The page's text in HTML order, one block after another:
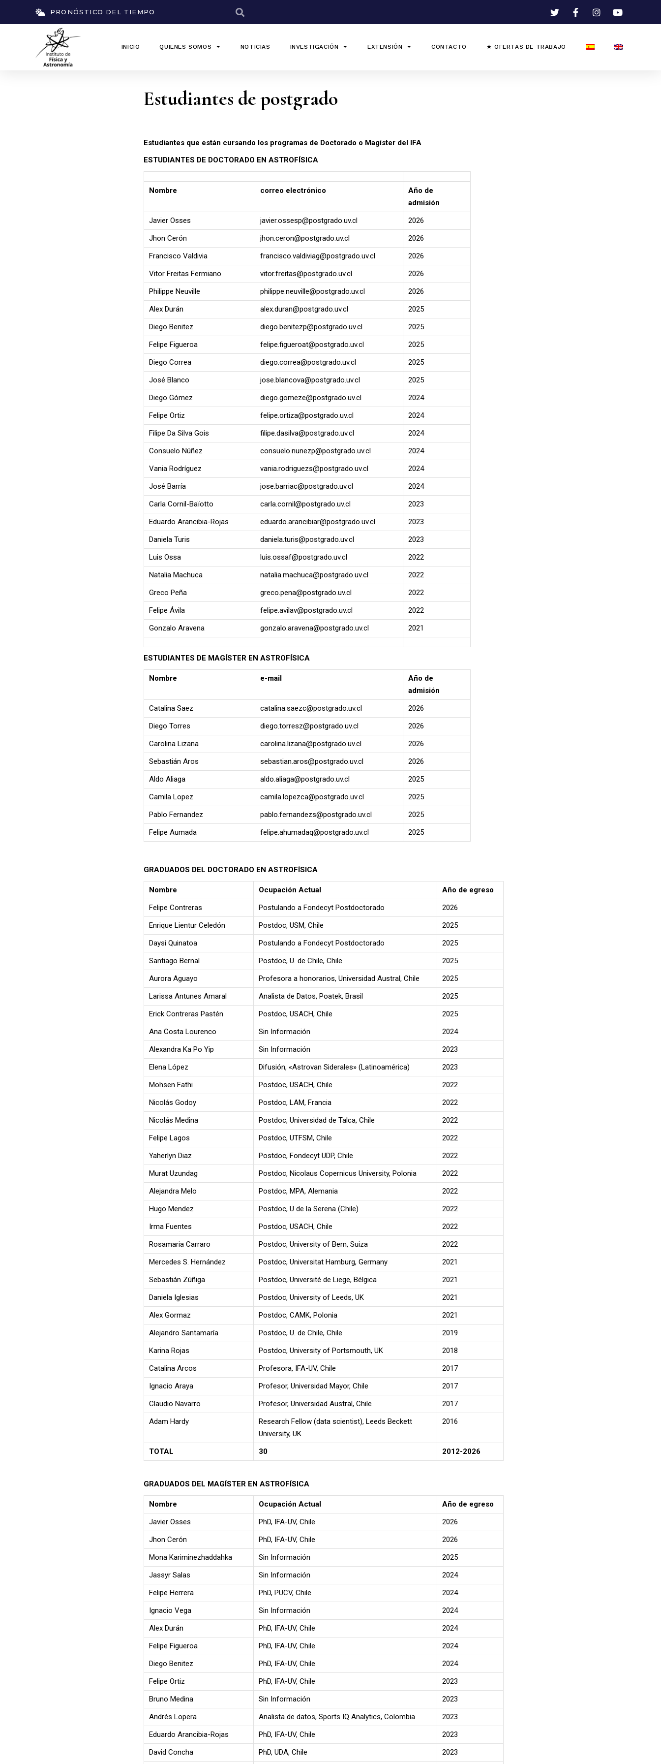
PRONÓSTICO DEL TIEMPO
INICIO QUIENES SOMOS NOTICIAS INVESTIGACIÓN EXTENSIÓN CONTACTO ★ OFERTAS DE TRABAJO
Estudiantes de postgrado
Estudiantes que están cursando los programas de Doctorado o Magíster del IFA
ESTUDIANTES DE DOCTORADO EN ASTROFÍSICA
Nombre correo electrónico
Año de
admisión
Javier Osses
javier.ossesp@postgrado.uv.cl
2026
Jhon Cerón
jhon.ceron@postgrado.uv.cl
2026
Francisco Valdivia
francisco.valdiviag@postgrado.uv.cl
2026
Vitor Freitas Fermiano
vitor.freitas@postgrado.uv.cl
2026
Philippe Neuville
philippe.neuville@postgrado.uv.cl
2026
Alex Durán
alex.duran@postgrado.uv.cl
2025
Diego Benitez
diego.benitezp@postgrado.uv.cl
2025
Felipe Figueroa
felipe.figueroat@postgrado.uv.cl
2025
Diego Correa
diego.correa@postgrado.uv.cl
2025
José Blanco
jose.blancova@postgrado.uv.cl
2025
Diego Gómez
diego.gomeze@postgrado.uv.cl
2024
Felipe Ortiz
felipe.ortiza@postgrado.uv.cl
2024
Filipe Da Silva Gois
filipe.dasilva@postgrado.uv.cl
2024
Consuelo Núñez
consuelo.nunezp@postgrado.uv.cl
2024
Vania Rodríguez
vania.rodriguezs@postgrado.uv.cl
2024
José Barría
jose.barriac@postgrado.uv.cl
2024
Carla Cornil-Baïotto
carla.cornil@postgrado.uv.cl
2023
Eduardo Arancibia-Rojas
eduardo.arancibiar@postgrado.uv.cl
2023
Daniela Turis
daniela.turis@postgrado.uv.cl
2023
Luis Ossa
luis.ossaf@postgrado.uv.cl
2022
Natalia Machuca
natalia.machuca@postgrado.uv.cl
2022
Greco Peña
greco.pena@postgrado.uv.cl
2022
Felipe Ávila
felipe.avilav@postgrado.uv.cl
2022
Gonzalo Aravena
gonzalo.aravena@postgrado.uv.cl 2021
ESTUDIANTES DE MAGÍSTER EN ASTROFÍSICA
Nombre e-mail
Año de
admisión
Catalina Saez
catalina.saezc@postgrado.uv.cl
2026
Diego Torres
diego.torresz@postgrado.uv.cl
2026
Carolina Lizana
carolina.lizana@postgrado.uv.cl
2026
Sebastián Aros
sebastian.aros@postgrado.uv.cl
2026
Aldo Aliaga
aldo.aliaga@postgrado.uv.cl
2025
Camila Lopez
camila.lopezca@postgrado.uv.cl
2025
Pablo Fernandez
pablo.fernandezs@postgrado.uv.cl
2025
Felipe Aumada
felipe.ahumadaq@postgrado.uv.cl 2025
GRADUADOS DEL DOCTORADO EN ASTROFÍSICA
Nombre Ocupación Actual
Año de egreso
Felipe Contreras
Postulando a Fondecyt Postdoctorado
2026
Enrique Lientur Celedón
Postdoc, USM, Chile
2025
Daysi Quinatoa
Postulando a Fondecyt Postdoctorado
2025
Santiago Bernal
Postdoc, U. de Chile, Chile
2025
Aurora Aguayo
Profesora a honorarios, Universidad Austral, Chile
2025
Larissa Antunes Amaral
Analista de Datos, Poatek, Brasil
2025
Erick Contreras Pastén
Postdoc, USACH, Chile
2025
Ana Costa Lourenco
Sin Información
2024
Alexandra Ka Po Yip
Sin Información
2023
Elena López
Difusión, «Astrovan Siderales» (Latinoamérica)
2023
Mohsen Fathi
Postdoc, USACH, Chile
2022
Nicolás Godoy
Postdoc, LAM, Francia
2022
Nicolás Medina
Postdoc, Universidad de Talca, Chile
2022
Felipe Lagos
Postdoc, UTFSM, Chile
2022
Yaherlyn Diaz
Postdoc, Fondecyt UDP, Chile
2022
Murat Uzundag
Postdoc, Nicolaus Copernicus University, Polonia
2022
Alejandra Melo
Postdoc, MPA, Alemania
2022
Hugo Mendez
Postdoc, U de la Serena (Chile)
2022
Irma Fuentes
Postdoc, USACH, Chile
2022
Rosamaria Carraro
Postdoc, University of Bern, Suiza
2022
Mercedes S. Hernández
Postdoc, Universitat Hamburg, Germany
2021
Sebastián Zúñiga
Postdoc, Université de Liege, Bélgica
2021
Daniela Iglesias
Postdoc, University of Leeds, UK
2021
Alex Gormaz
Postdoc, CAMK, Polonia
2021
Alejandro Santamaría
Postdoc, U. de Chile, Chile
2019
Karina Rojas
Postdoc, University of Portsmouth, UK
2018
Catalina Arcos
Profesora, IFA-UV, Chile
2017
Ignacio Araya
Profesor, Universidad Mayor, Chile
2017
Claudio Navarro
Profesor, Universidad Austral, Chile
2017
Adam Hardy
Research Fellow (data scientist), Leeds Beckett
University, UK
2016
TOTAL 30 2012-2026
GRADUADOS DEL MAGÍSTER EN ASTROFÍSICA
Nombre Ocupación Actual
Año de egreso
Javier Osses
PhD, IFA-UV, Chile
2026
Jhon Cerón
PhD, IFA-UV, Chile
2026
Mona Kariminezhaddahka
Sin Información
2025
Jassyr Salas
Sin Información
2024
Felipe Herrera
PhD, PUCV, Chile
2024
Ignacio Vega
Sin Información
2024
Alex Durán
PhD, IFA-UV, Chile
2024
Felipe Figueroa
PhD, IFA-UV, Chile
2024
Diego Benitez
PhD, IFA-UV, Chile
2024
Felipe Ortiz
PhD, IFA-UV, Chile
2023
Bruno Medina
Sin Información
2023
Andrés Lopera
Analista de datos, Sports IQ Analytics, Colombia
2023
Eduardo Arancibia-Rojas
PhD, IFA-UV, Chile
2023
David Concha
PhD, UDA, Chile 2023